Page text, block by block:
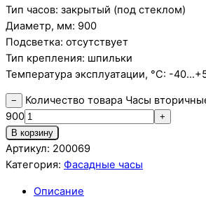
Тип часов: закрытый (под стеклом)
Диаметр, мм: 900
Подсветка: отсутствует
Тип крепления: шпильки
Температура эксплуатации, °C: -
−
Количество товара Часы
900
+
В корзину
Артикул: 200069
Категория: Фасадные часы
Описание